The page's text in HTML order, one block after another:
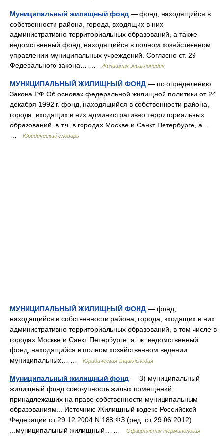
Муниципальный жилищный фонд — фонд, находящийся в
собственности района, города, входящих в них
административно территориальных образований, а также
ведомственный фонд, находящийся в полном хозяйственном
управлении муниципальных учреждений. Согласно ст. 29
Федерального закона… …
Жилищная энциклопедия
МУНИЦИПАЛЬНЫЙ ЖИЛИЩНЫЙ ФОНД — по определению
Закона РФ Об основах федеральной жилищной политики от 24
декабря 1992 г. фонд, находящийся в собственности района,
города, входящих в них административно территориальных
образований, в т.ч. в городах Москве и Санкт Петербурге, а…
Юридический словарь
МУНИЦИПАЛЬНЫЙ ЖИЛИЩНЫЙ ФОНД — фонд,
находящийся в собственности района, города, входящих в них
административно территориальных образований, в том числе в
городах Москве и Санкт Петербурге, а тж. ведомственный
фонд, находящийся в полном хозяйственном ведении
муниципальных… …
Юридическая энциклопедия
Муниципальный жилищный фонд — 3) муниципальный
жилищный фонд совокупность жилых помещений,
принадлежащих на праве собственности муниципальным
образованиям... Источник: Жилищный кодекс Российской
Федерации от 29.12.2004 N 188 ФЗ (ред. от 29.06.2012)
...муниципальный жилищный… …
Официальная терминология